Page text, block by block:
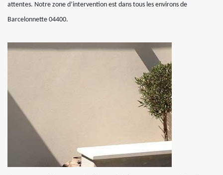
attentes. Notre zone d’intervention est dans tous les environs de
Barcelonnette 04400.